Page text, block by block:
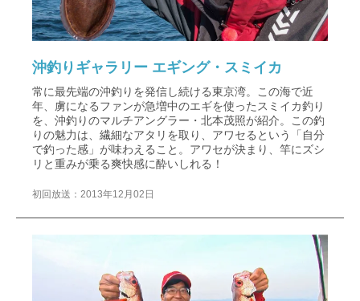
沖釣りギャラリー エギング・スミイカ
常に最先端の沖釣りを発信し続ける東京湾。この海で近
年、虜になるファンが急増中のエギを使ったスミイカ釣り
を、沖釣りのマルチアングラー・北本茂照が紹介。この釣
りの魅力は、繊細なアタリを取り、アワセるという「自分
で釣った感」が味わえること。アワセが決まり、竿にズシ
リと重みが乗る爽快感に酔いしれる！
初回放送：2013年12月02日